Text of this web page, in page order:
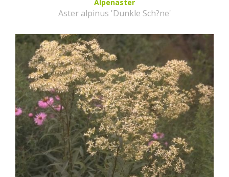
Alpenaster
Aster alpinus 'Dunkle Sch?ne'